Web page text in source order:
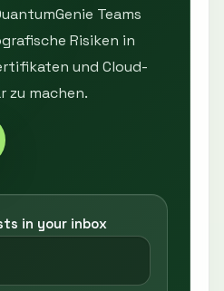
Teams
Risiken in
und Cloud-
zu machen.
in your inbox